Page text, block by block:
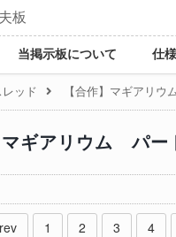
板
当掲示板について 仕様
レッド 【合作】マギアリ
マギアリウム パー
1 2 3 4